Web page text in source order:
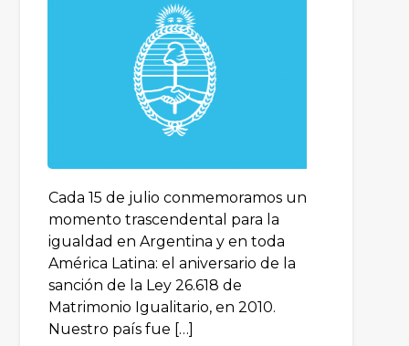
Cada 15 de julio conmemoramos un
momento trascendental para la
igualdad en Argentina y en toda
América Latina: el aniversario de la
sanción de la Ley 26.618 de
Matrimonio Igualitario, en 2010.
Nuestro país fue […]